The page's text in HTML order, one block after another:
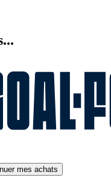
mes achats